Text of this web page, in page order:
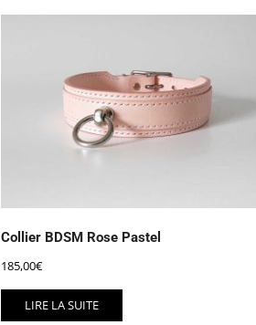
Collier BDSM Rose Pastel
185,00€
LIRE LA SUITE